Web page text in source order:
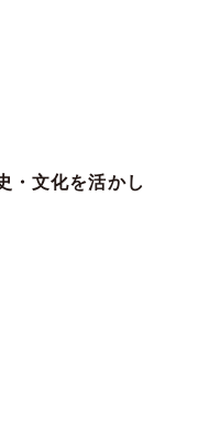
・文化を活かし